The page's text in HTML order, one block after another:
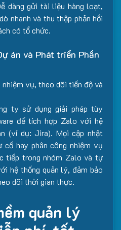
dàng gửi tài liệu hàng loạt,
nhanh và thu thập phản hồi
có tổ chức.
án và Phát triển Phần
nhiệm vụ, theo dõi tiến độ và
ty sử dụng giải pháp tùy
để tích hợp Zalo với hệ
(ví dụ: Jira). Mọi cập nhật
hay phân công nhiệm vụ
tiếp trong nhóm Zalo và tự
hệ thống quản lý, đảm bảo
dõi thời gian thực.
quản lý